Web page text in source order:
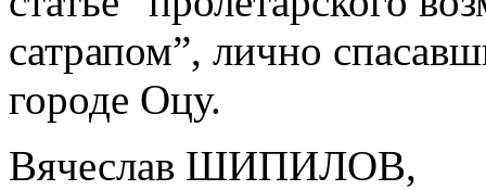
сатрапом”, лично
городе Оцу.
Вячеслав ШИПИЛОВ,